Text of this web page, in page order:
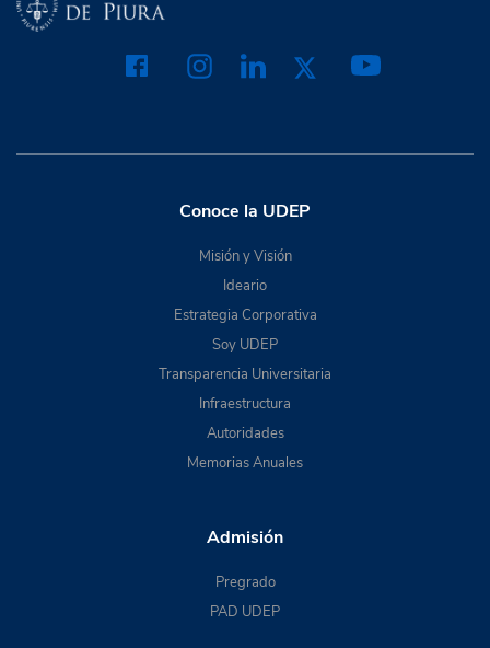
Conoce la UDEP
Misión y Visión
Ideario
Estrategia Corporativa
Soy UDEP
Transparencia Universitaria
Infraestructura
Autoridades
Memorias Anuales
Admisión
Pregrado
PAD UDEP